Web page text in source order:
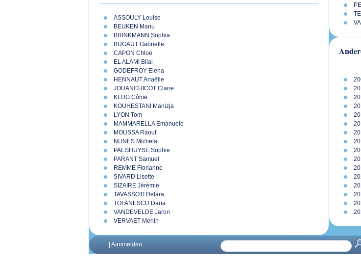
ASSOULY Louise
BEUKEN Manu
BRINKMANN Sophia
BUGAUT Gabrielle
CAPON Chloë
EL ALAMI Bilal
GODEFROY Elena
HENNAUT Anaëlle
JOUANCHICOT Claire
KLUG Côme
KOUHESTANI Manizja
LYON Tom
MAMMARELLA Emanuele
MOUSSA Raouf
NUNES Michela
PAESHUYSE Sophie
PARANT Samuel
REMME Florianne
SIVARD Lisette
SIZAIRE Jérémie
TAVASSOTI Delara
TOFANESCU Daria
VANDEVELDE Jaron
VERVAET Merlin
Aanmelden